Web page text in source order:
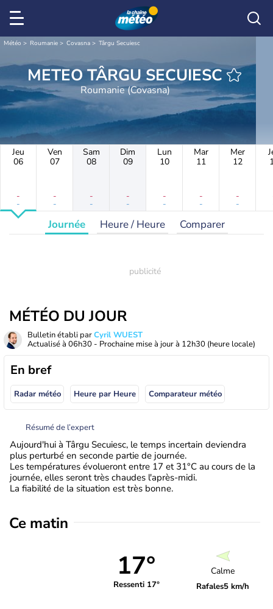
Météo Roumanie Covasna Târgu Secuiesc
METEO TÂRGU SECUIESC
Roumanie (Covasna)
Jeu
06
-
-
Ven
07
-
-
Sam
08
-
-
Dim
09
-
-
Lun
10
-
-
Mar
11
-
-
Mer
12
-
-
Journée Heure / Heure Comparer
MÉTÉO DU JOUR
Bulletin établi parCyril WUEST
Actualisé à 06h30 - Prochaine mise à jour à 12h30 (heure locale)
En bref
Radar météo Heure par Heure Comparateur météo
Résumé de l’expert
Aujourd'hui à Târgu Secuiesc, le temps incertain deviendra
plus perturbé en seconde partie de journée.
Les températures évolueront entre 17 et 31°C au cours de la
journée, elles seront très chaudes l'après-midi.
La fiabilité de la situation est très bonne.
Ce matin
17°
Ressenti 17°
Calme
Rafales5 km/h